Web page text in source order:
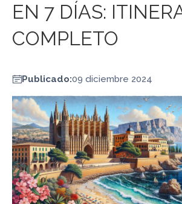
EN 7 DÍAS:
COMPLETO
Publicado:09 diciembre 2024